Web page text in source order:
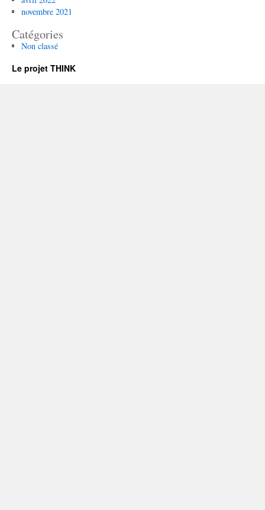
novembre 2021
Catégories
Non classé
Le projet THINK